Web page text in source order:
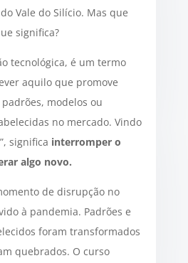
Vale do Silício. Mas que
significa?
tecnológica, é um termo
aquilo que promove
modelos ou
no mercado. Vindo
significa interromper o
algo novo.
de disrupção no
à pandemia. Padrões e
foram transformados
quebrados. O curso